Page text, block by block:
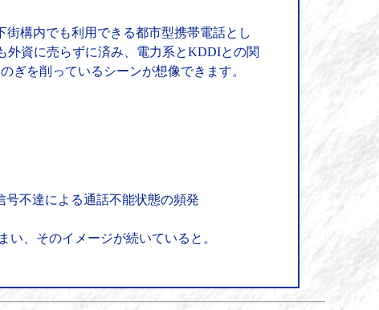
構内でも利用できる都市型携帯電話とし
外資に売らずに済み、電力系とKDDIとの関
ぎを削っているシーンが想像できます。
不達による通話不能状態の頻発
、そのイメージが続いていると。